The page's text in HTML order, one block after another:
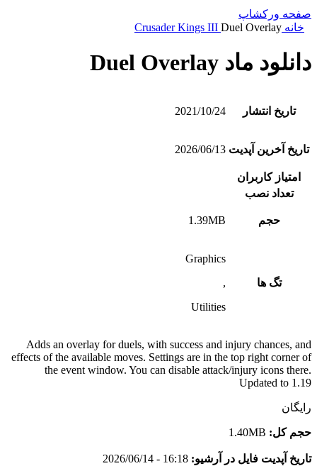
صفحه ورکشاپ
خانه
Crusader Kings III Duel Overlay
دانلود ماد Duel Overlay
تاریخ انتشار 2021/10/24
تاریخ آخرین آپدیت 2026/06/13
امتیاز کاربران
تعداد نصب
حجم 1.39MB
تگ ها
Graphics
,
Utilities
Adds an overlay for duels, with success and injury chances, and
effects of the available moves. Settings are in the top right corner of
the event window. You can disable attack/injury icons there.
Updated to 1.19
رایگان
حجم کل: 1.40MB
تاریخ آپدیت فایل در آرشیو: 16:18 - 2026/06/14